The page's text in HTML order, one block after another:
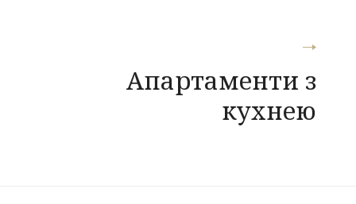
записівАпартаменти з
кухнею